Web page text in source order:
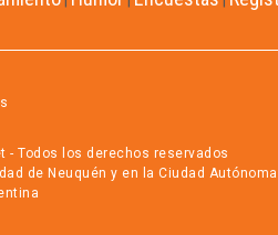
- Todos los derechos reservados
de Neuquén y en la Ciudad Autónoma